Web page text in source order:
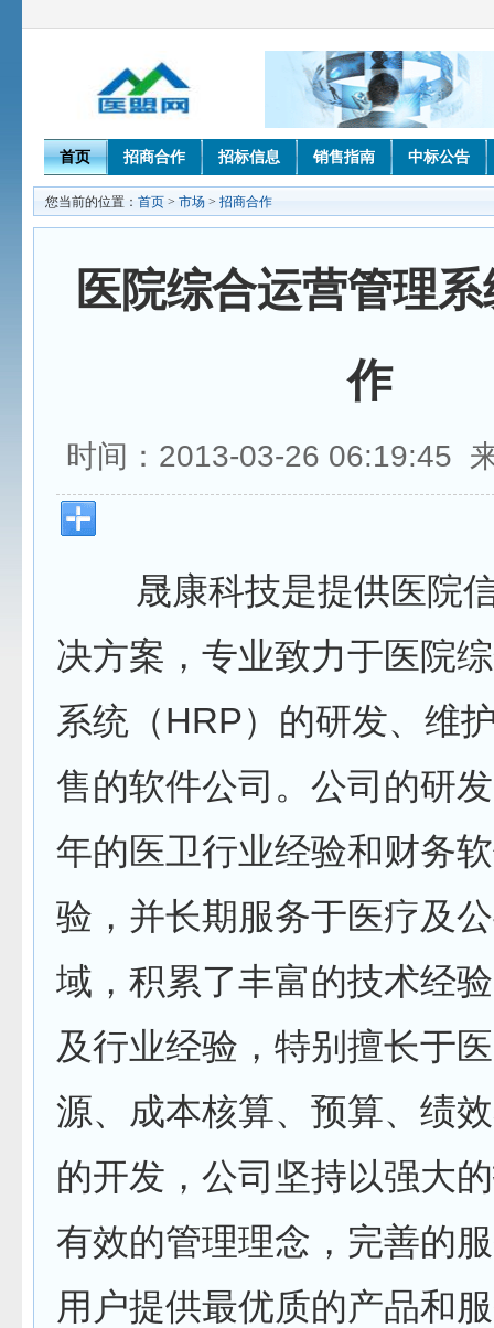
首页 招商合作 招标信息 销售指南 中标公告
您当前的位置： 首页 > 市场 > 招商合作
医院综合运营管理
作
时间：2013-03-26 06:19:45
晟康科技是提供医院信
决方案，专业致力于医院
系统（HRP）的研发、维
售的软件公司。公司的研
年的医卫行业经验和财务
验，并长期服务于医疗及
域，积累了丰富的技术经
及行业经验，特别擅长于
源、成本核算、预算、绩
的开发，公司坚持以强大
有效的管理理念，完善的
用户提供最优质的产品和